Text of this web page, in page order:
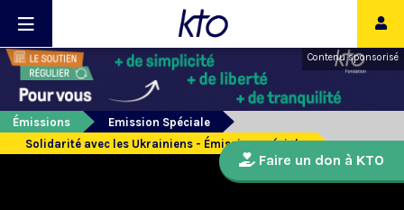
Contenu sponsorisé
Émissions
Emission Spéciale
Solidarité avec les Ukrainiens - Émission spéciale
Faire un don à KTO